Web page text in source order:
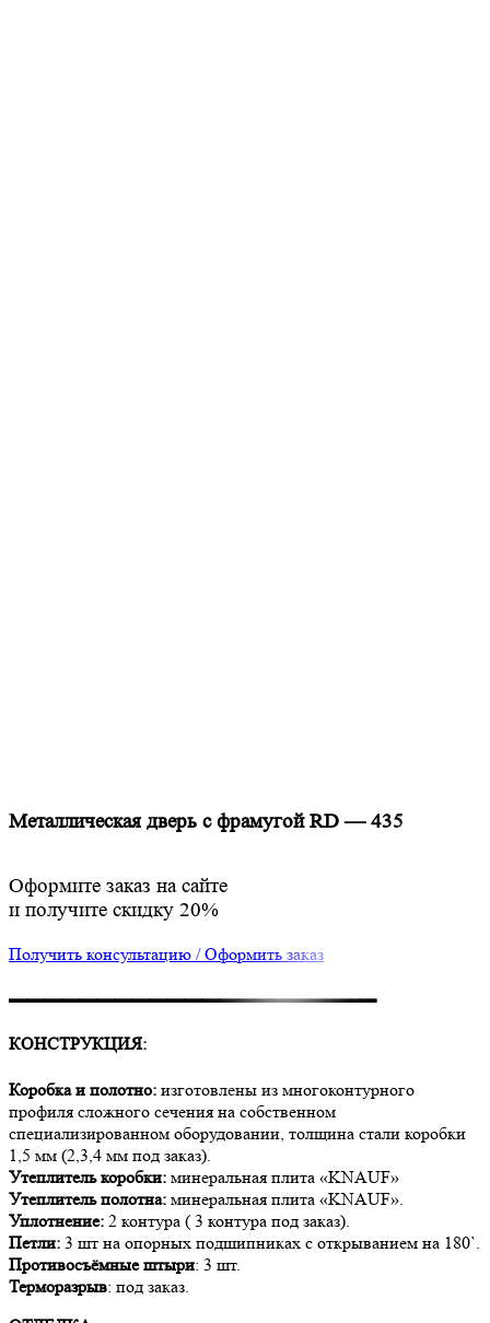
Металлическая дверь с фрамугой RD — 435
▬▬▬▬▬▬▬▬▬▬▬▬▬▬▬▬▬▬▬▬▬
КОНСТРУКЦИЯ:
Коробка и полотно: изготовлены из многоконтурного
профиля сложного сечения на собственном
специализированном оборудовании, толщина стали коробки
1,5 мм (2,3,4 мм под заказ).
Утеплитель коробки: минеральная плита «KNAUF»
Утеплитель полотна: минеральная плита «KNAUF».
Уплотнение: 2 контура ( 3 контура под заказ).
Петли: 3 шт на опорных подшипниках с открыванием на 180`.
Противосъёмные штыри: 3 шт.
Терморазрыв: под заказ.
Оформите заказ на сайте
и получите скидку 20%
Получить консультацию / Оформить заказ